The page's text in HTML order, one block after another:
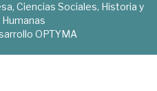
Ciencias Sociales, Historia y
OPTYMA